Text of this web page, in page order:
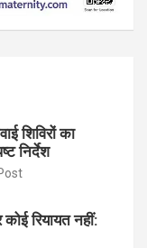
शिविरों का
निर्देश
रियायत नहीं: